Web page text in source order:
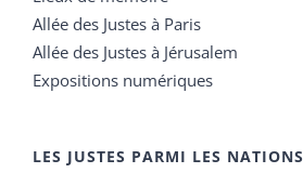
Allée des Justes à Paris
Allée des Justes à Jérusalem
Expositions numériques
LES JUSTES PARMI LES NATIONS